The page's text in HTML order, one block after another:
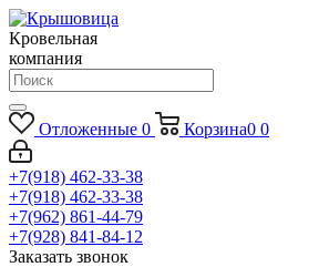
Кровельная
компания
Отложенные 0 Корзина0 0
+7(918) 462-33-38
+7(918) 462-33-38
+7(962) 861-44-79
+7(928) 841-84-12
Заказать звонок